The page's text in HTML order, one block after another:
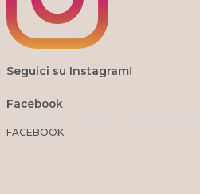
Seguici su Instagram!
Facebook
FACEBOOK